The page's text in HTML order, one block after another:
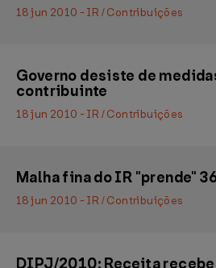
18 jun 2010 - IR / Contribuições
Governo desiste de
contribuinte
18 jun 2010 - IR / Contribuições
Malha fina do IR "prende"
18 jun 2010 - IR / Contribuições
DIPJ/2010: Receita